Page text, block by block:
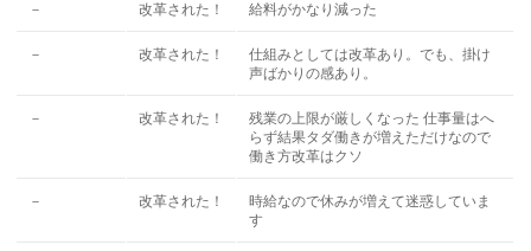
－ 改革された！ 給料がかなり減った
－ 改革された！
仕組みとしては改革あり。でも、掛け
声ばかりの感あり。
－ 改革された！
残業の上限が厳しくなった 仕事量はへ
らず結果タダ働きが増えただけなので
働き方改革はクソ
－ 改革された！
時給なので休みが増えて迷惑していま
す